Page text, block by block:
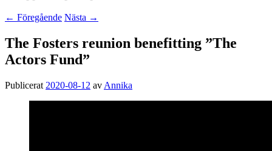
← Föregående Nästa →
The Fosters reunion benefitting ”The
Actors Fund”
Publicerat 2020-08-12 av Annika